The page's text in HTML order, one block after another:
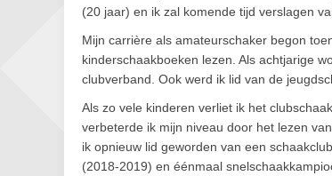
(20 jaar) en ik zal komende tijd verslagen
Mijn carrière als amateurschaker begon
kinderschaakboeken lezen. Als achtjarige
clubverband. Ook werd ik lid van de
Als zo vele kinderen verliet ik het
verbeterde ik mijn niveau door het lezen
ik opnieuw lid geworden van een
(2018-2019) en éénmaal